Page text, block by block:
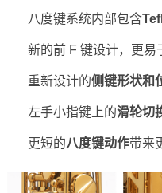
八度键系统内部包含
新的前 F 键设计，更易
重新设计的侧键形状和
左手小指键上的滑轮切
更短的八度键动作带来